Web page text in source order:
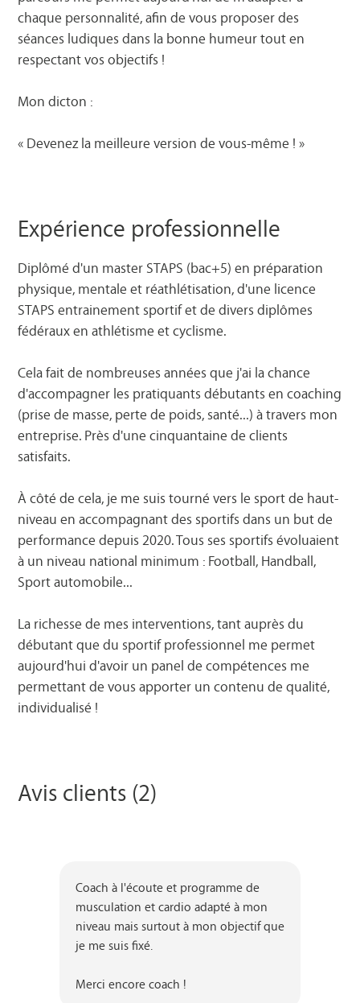
chaque personnalité, afin de vous proposer des
séances ludiques dans la bonne humeur tout en
respectant vos objectifs !
Mon dicton :
« Devenez la meilleure version de vous-même ! »
Expérience professionnelle
Diplômé d'un master STAPS (bac+5) en préparation
physique, mentale et réathlétisation, d'une licence
STAPS entrainement sportif et de divers diplômes
fédéraux en athlétisme et cyclisme.
Cela fait de nombreuses années que j'ai la chance
d'accompagner les pratiquants débutants en coaching
(prise de masse, perte de poids, santé...) à travers mon
entreprise. Près d'une cinquantaine de clients
satisfaits.
À côté de cela, je me suis tourné vers le sport de haut-
niveau en accompagnant des sportifs dans un but de
performance depuis 2020. Tous ses sportifs évoluaient
à un niveau national minimum : Football, Handball,
Sport automobile...
La richesse de mes interventions, tant auprès du
débutant que du sportif professionnel me permet
aujourd'hui d'avoir un panel de compétences me
permettant de vous apporter un contenu de qualité,
individualisé !
Avis clients (2)
Coach à l'écoute et programme de
musculation et cardio adapté à mon
niveau mais surtout à mon objectif que
je me suis fixé.
Merci encore coach !